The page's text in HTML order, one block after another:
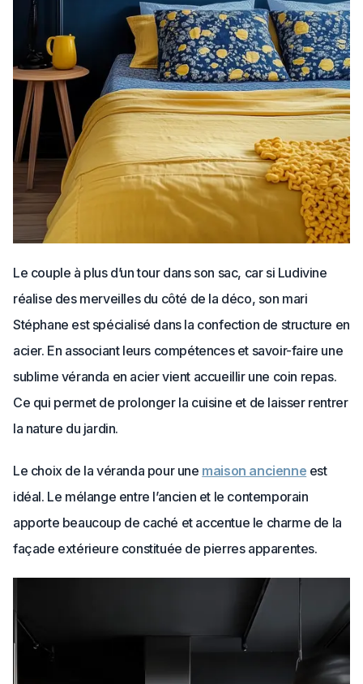
Le couple à plus d’un tour dans son sac, car si Ludivine
réalise des merveilles du côté de la déco, son mari
Stéphane est spécialisé dans la confection de structure en
acier. En associant leurs compétences et savoir-faire une
sublime véranda en acier vient accueillir une coin repas.
Ce qui permet de prolonger la cuisine et de laisser rentrer
la nature du jardin.
Le choix de la véranda pour une maison ancienne est
idéal. Le mélange entre l’ancien et le contemporain
apporte beaucoup de caché et accentue le charme de la
façade extérieure constituée de pierres apparentes.